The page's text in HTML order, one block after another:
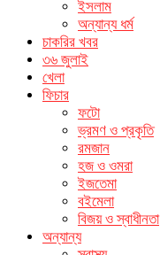
ইসলাম
অন্যান্য ধর্ম
চাকরির খবর
৩৬ জুলাই
খেলা
ফিচার
ফটো
ভ্রমণ ও প্রকৃতি
রমজান
হজ ও ওমরা
ইজতেমা
বইমেলা
বিজয় ও স্বাধীনতা
অন্যান্য